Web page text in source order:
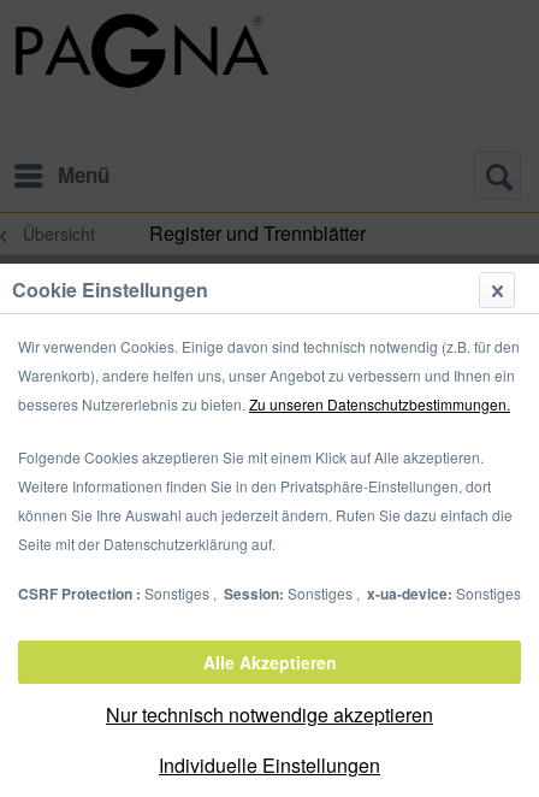
Menü
Übersicht Register und Trennblätter
Register 12-tlg.
Artikel-Nr.:
31121-20
Verpackungseinheit: 25 Stück
Cookie Einstellungen
Wir verwenden Cookies. Einige davon sind technisch notwendig (z.B. für den
Warenkorb), andere helfen uns, unser Angebot zu verbessern und Ihnen ein
besseres Nutzererlebnis zu bieten. Zu unseren Datenschutzbestimmungen.
Folgende Cookies akzeptieren Sie mit einem Klick auf Alle akzeptieren.
Weitere Informationen finden Sie in den Privatsphäre-Einstellungen, dort
können Sie Ihre Auswahl auch jederzeit ändern. Rufen Sie dazu einfach die
Seite mit der Datenschutzerklärung auf.
CSRF Protection : Sonstiges , Session: Sonstiges , x-ua-device: Sonstiges
Individuelle Einstellungen
Nur technisch notwendige akzeptieren
Alle Akzeptieren